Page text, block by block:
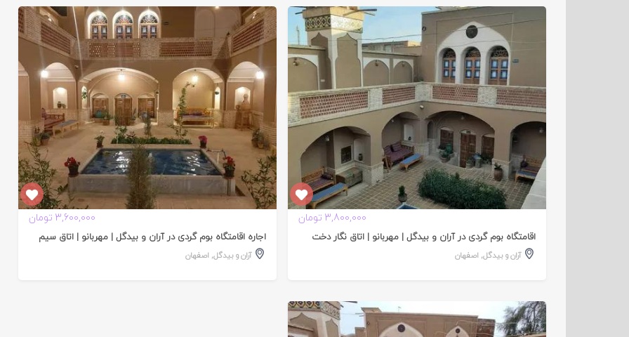
3,800,000 تومان
اقامتگاه بوم گردی در آران و بیدگل | مهربانو | اتاق نگار دخت
آران و بیدگل, اصفهان
3,600,000 تومان
تایید
شده
اجاره اقامتگاه بوم گردی در آران و بیدگل | مهربانو | اتاق سیم
آران و بیدگل, اصفهان